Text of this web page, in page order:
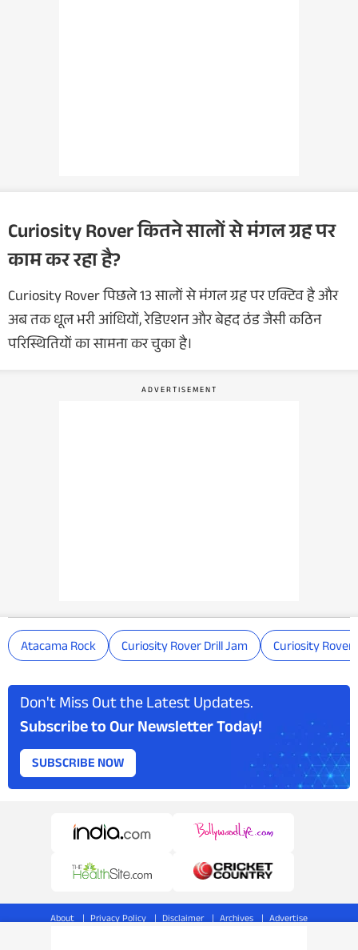
Curiosity Rover कितने सालों से मंगल ग्रह पर
काम कर रहा है?
Curiosity Rover पिछले 13 सालों से मंगल ग्रह पर एक्टिव है और
अब तक धूल भरी आंधियों, रेडिएशन और बेहद ठंड जैसी कठिन
परिस्थितियों का सामना कर चुका है।
Atacama Rock Curiosity Rover Drill Jam Curiosity Rover
Don't Miss Out the Latest Updates.
Subscribe to Our Newsletter Today!
SUBSCRIBE NOW
About Privacy Policy Disclaimer Archives Advertise